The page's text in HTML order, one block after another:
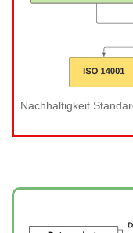
Nachhaltigkeit